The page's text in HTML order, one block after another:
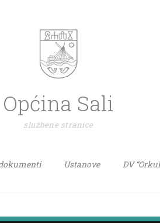
Općina Sali
službene stranice
Ustanove DV